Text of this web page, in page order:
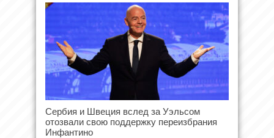
Сербия и Швеция вслед за Уэльсом
отозвали свою поддержку переизбрания
Инфантино